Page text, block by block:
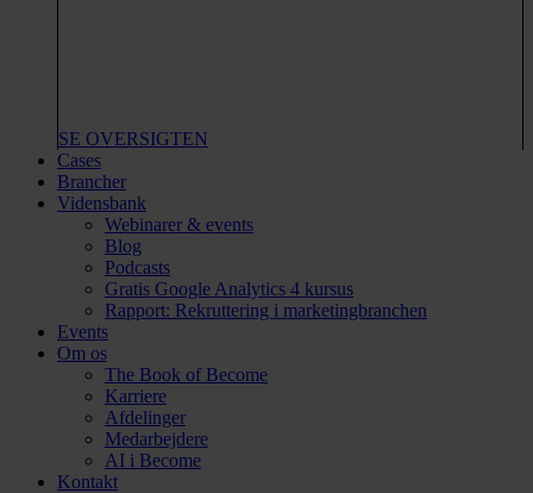
SE OVERSIGTEN
Cases
Brancher
Vidensbank
Webinarer & events
Blog
Podcasts
Gratis Google Analytics 4 kursus
Rapport: Rekruttering i marketingbranchen
Events
Om os
The Book of Become
Karriere
Afdelinger
Medarbejdere
AI i Become
Kontakt